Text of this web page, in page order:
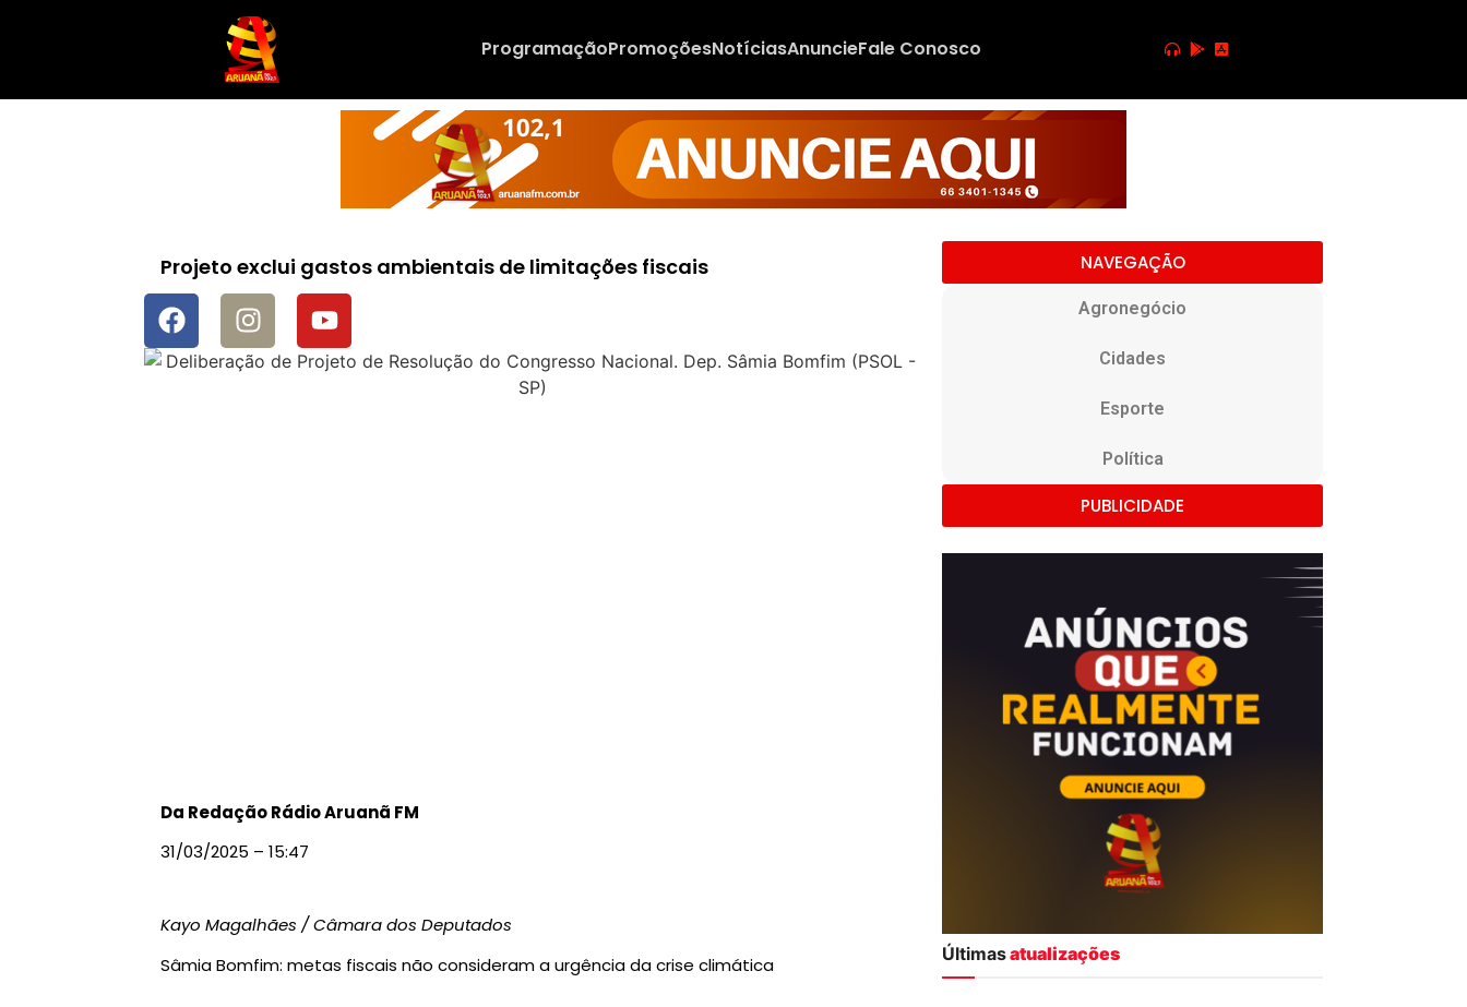
ProgramaçãoPromoçõesNotíciasAnuncieFale Conosco
Projeto exclui gastos ambientais de limitações fiscais
Da Redação Rádio Aruanã FM
31/03/2025 – 15:47
Kayo Magalhães / Câmara dos Deputados
Sâmia Bomfim: metas fiscais não consideram a urgência da crise climática
NAVEGAÇÃO
Agronegócio
Cidades
Esporte
Política
PUBLICIDADE
Últimasatualizações